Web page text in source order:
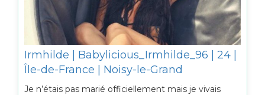
Irmhilde | Babylicious_Irmhilde_96 | 24 |
Île-de-France | Noisy-le-Grand
Je n’étais pas marié officiellement mais je vivais